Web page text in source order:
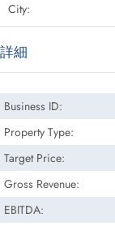
City:
詳細
Business ID:
Property Type:
Target Price:
Gross Revenue:
EBITDA: